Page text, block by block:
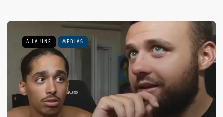
A LA UNE MÉDIAS